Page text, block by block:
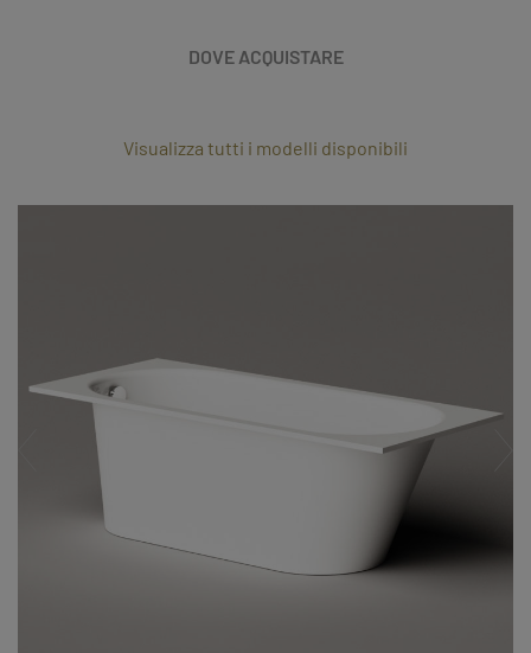
DOVE ACQUISTARE
Visualizza tutti i modelli disponibili